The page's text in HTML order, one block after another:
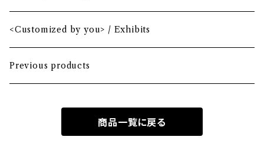
Fairway wood
Hybrid
MA-1 heavy nylon
Mid mallet
Large mallet
<Customized by you> / Exhibits
Previous products
商品一覧に戻る